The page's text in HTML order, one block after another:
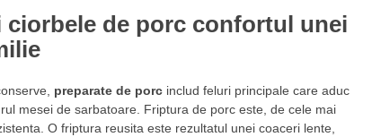
ciorbele de porc confortul unei
preparate de porcinclud feluri principale care aduc
mesei de sarbatoare. Friptura de porc este, de cele mai
O friptura reusita este rezultatul unei coaceri lente,